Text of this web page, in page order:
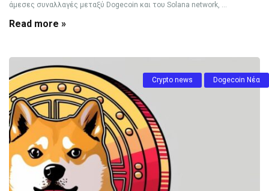
άμεσες συναλλαγές μεταξύ Dogecoin και του Solana network, ...
Read more »
Crypto news Dogecoin Νέα